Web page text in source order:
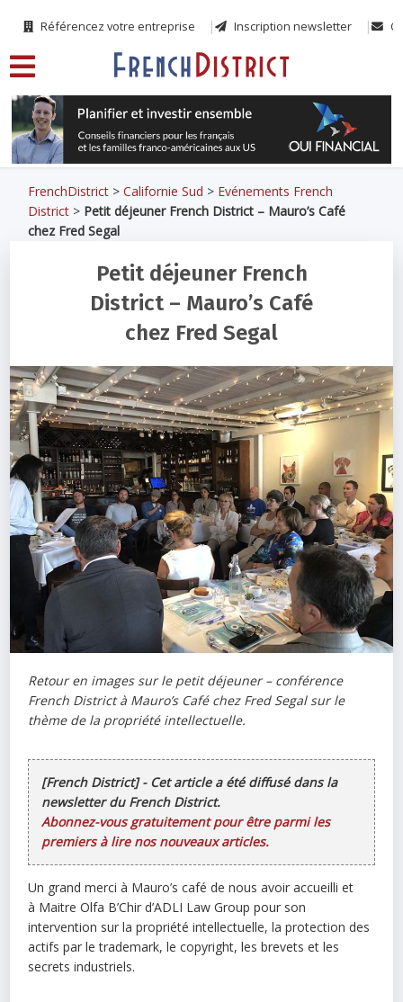
Référencez votre entreprise Inscription newsletter
FrenchDistrict >Californie Sud > Evénements French
District > Petit déjeuner French District – Mauro’s Café
chez Fred Segal
Petit déjeuner French
District – Mauro’s Café
chez Fred Segal
Retour en images sur le petit déjeuner – conférence
French District à Mauro’s Café chez Fred Segal sur le
thème de la propriété intellectuelle.
[French District] - Cet article a été diffusé dans la
newsletter du French District.
Abonnez-vous gratuitement pour être parmi les
premiers à lire nos nouveaux articles.
Un grand merci à Mauro’s café de nous avoir accueilli et
à Maitre Olfa B’Chir d’ADLI Law Group pour son
intervention sur la propriété intellectuelle, la protection des
actifs par le trademark, le copyright, les brevets et les
secrets industriels.